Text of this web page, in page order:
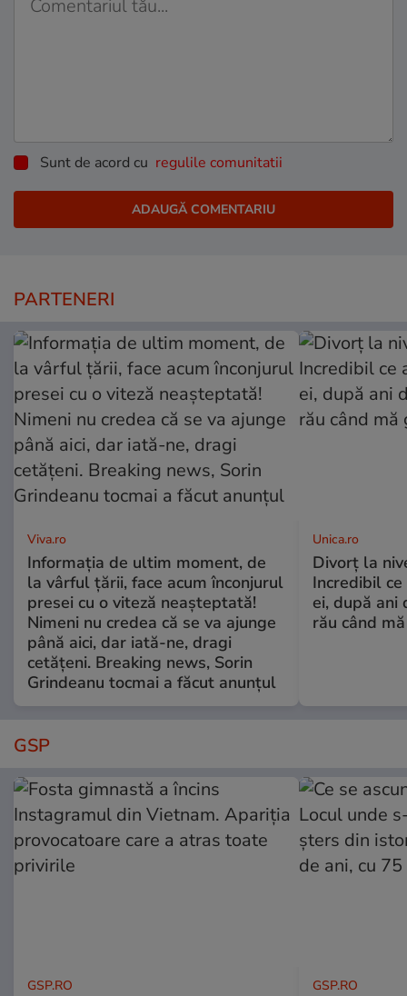
Sunt de acord cu regulile comunitatii
PARTENERI
Viva.ro
Informația de ultim moment, de
la vârful țării, face acum înconjurul
presei cu o viteză neașteptată!
Nimeni nu credea că se va ajunge
până aici, dar iată-ne, dragi
cetățeni. Breaking news, Sorin
Grindeanu tocmai a făcut anunțul
Unica.ro
Divorț la
Incredibil
ei, după ani
rău când
GSP
GSP.RO GSP.RO